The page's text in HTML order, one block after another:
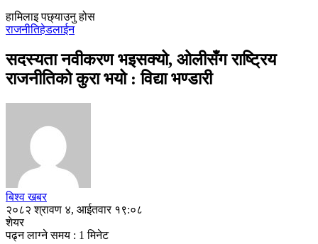
हामिलाइ पछ्याउनु होस
राजनीतिहेडलाईन
सदस्यता नवीकरण भइसक्यो, ओलीसँग राष्ट्रिय
राजनीतिको कुरा भयो : विद्या भण्डारी
बिश्व खबर
२०८२ श्रावण ४, आईतवार १९:०८
शेयर
पढ्न लाग्ने समय : 1 मिनेट